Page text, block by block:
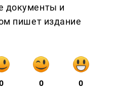
документы и
пишет издание
0 0